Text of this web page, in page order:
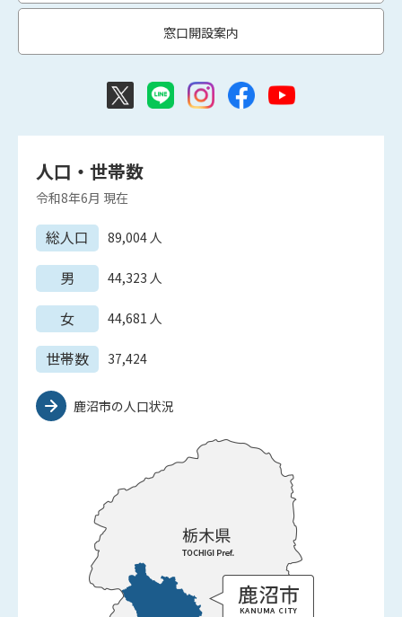
窓口開設案内
人口・世帯数
令和8年6月 現在
総人口 89,004人
男 44,323 人
女 44,681 人
世帯数 37,424
鹿沼市の人口状況